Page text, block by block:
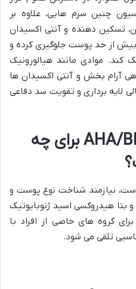
چنین سرم هایی، علاوه بر
تسکین دهنده و آنتی اکسیدان
بیش از حد پوست جلوگیری کرده و
موادی مانند هیالورونیک
آرام بخش و آنتی اکسیدان ها
لایه برداری و تقویت سد دفاعی
سرم ژنوبایوتیک AHA/BHA برای چه
نیازمند شناخت نوع پوست و
هیدروکسی اسید ژنوبایوتیک
گروه های خاصی از افراد با
تلقی می شود.